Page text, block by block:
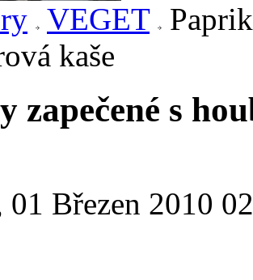
VEGET
kaše
zapečené s
01 Březen 2010